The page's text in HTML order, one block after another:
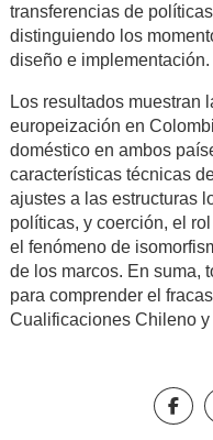
transferencias de
distinguiendo los
diseño e implementación.
Los resultados muestran
europeización en
doméstico en ambos
características técnicas
ajustes a las estructuras
políticas, y coerción, el
el fenómeno de
de los marcos. En suma,
para comprender el
Cualificaciones Chileno